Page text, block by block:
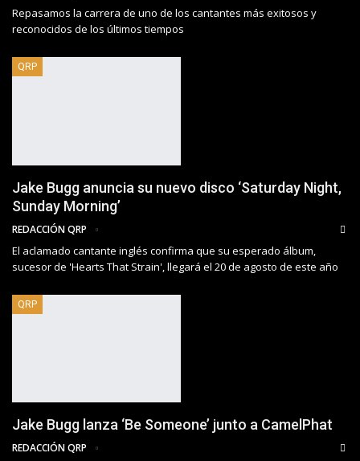
Repasamos la carrera de uno de los cantantes más exitosos y
reconocidos de los últimos tiempos
QRP
Jake Bugg anuncia su nuevo disco ‘Saturday Night,
Sunday Morning’
REDACCIÓN QRP
El aclamado cantante inglés confirma que su esperado álbum,
sucesor de 'Hearts That Strain', llegará el 20 de agosto de este año
QRP
Jake Bugg lanza ‘Be Someone’ junto a CamelPhat
REDACCIÓN QRP